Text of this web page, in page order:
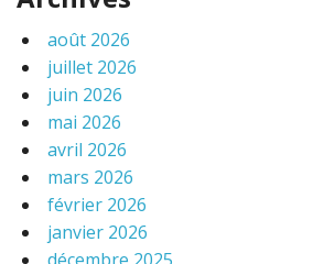
août 2026
juillet 2026
juin 2026
mai 2026
avril 2026
mars 2026
février 2026
janvier 2026